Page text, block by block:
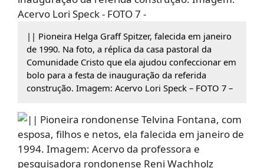
|| Pioneira Helga Graff Spitzer, falecida em janeiro
de 1990. Na foto, a réplica da casa pastoral da
Comunidade Cristo que ela ajudou confeccionar em
bolo para a festa de inauguração da referida
construção. Imagem: Acervo Lori Speck – FOTO 7 –